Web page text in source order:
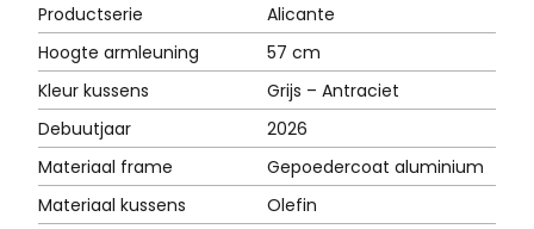
Productserie
Alicante
Hoogte armleuning
57 cm
Kleur kussens
Grijs – Antraciet
Debuutjaar
2026
Materiaal frame
Gepoedercoat aluminium
Materiaal kussens
Olefin